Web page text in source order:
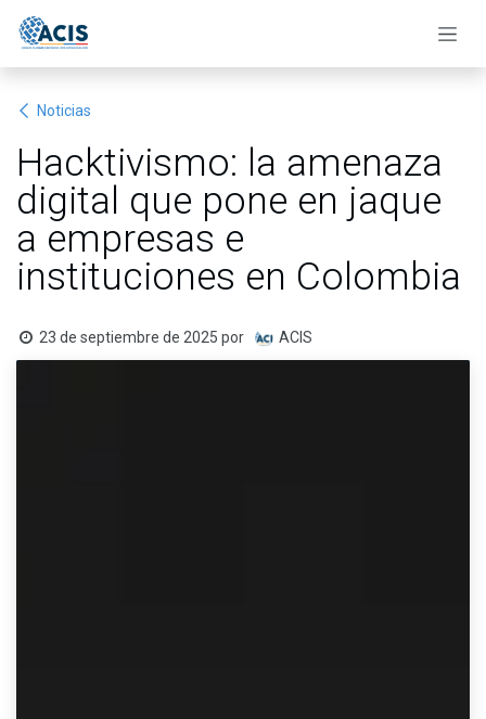
Noticias
Hacktivismo: la amenaza
digital que pone en jaque
a empresas e
instituciones en Colombia
23 de septiembre de 2025 por ACIS